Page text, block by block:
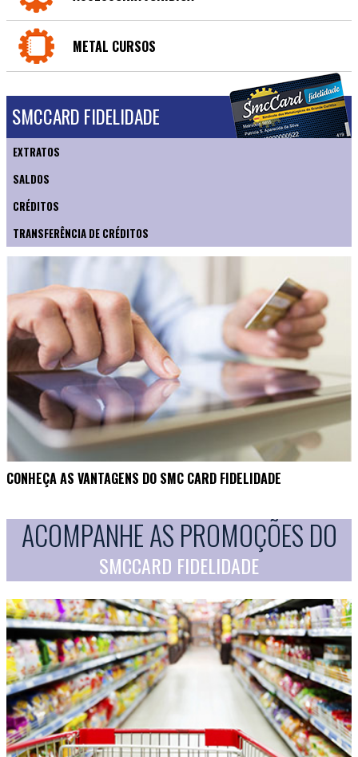
METAL CURSOS
SMCCARD FIDELIDADE
EXTRATOS
SALDOS
CRÉDITOS
TRANSFERÊNCIA DE CRÉDITOS
CONHEÇA AS VANTAGENS DO SMC CARD FIDELIDADE
ACOMPANHE AS PROMOÇÕES DO
SMCCARD FIDELIDADE